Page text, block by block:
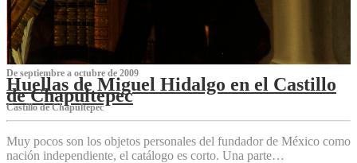
De septiembre a octubre de 2009
Huellas de Miguel Hidalgo en el Castillo
de Chapultepec
Castillo de Chapultepec
Muy pocos son los objetos personales del fundador de México como
nación independiente, el catálogo es corto. Una parte…